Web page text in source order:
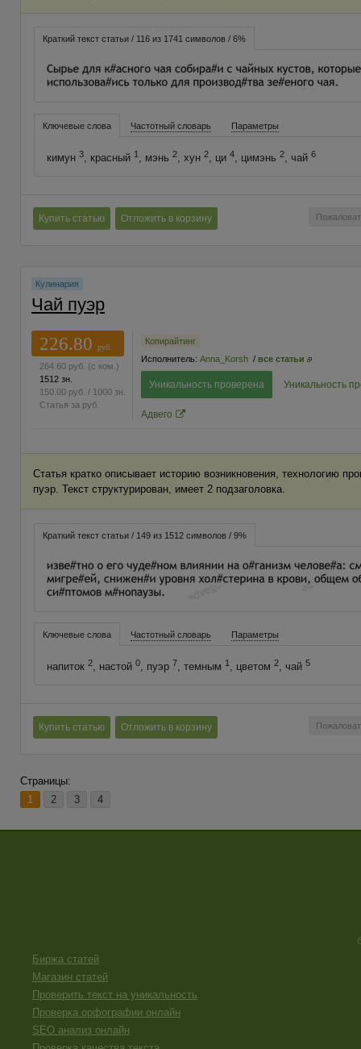
Краткий текст статьи / 116 из 1741 символов / 6%
Ключевые слова Частотный словарь Параметры
кимун 3, красный 1, мэнь 2, хун 2, ци 4, цимэнь 2, чай 6
Купить статью Отложить в корзину
Кулинария
Чай пуэр
226.80
руб.
264.60 руб. (с ком.)
1512 зн.
150.00 руб. / 1000 зн.
Статья за руб.
Копирайтинг
Исполнитель: Anna_Korsh / все статьи
Уникальность проверена Уникальность
Адвего
Статья кратко описывает историю возникновения, технологию
пуэр. Текст структурирован, имеет 2 подзаголовка.
Краткий текст статьи / 149 из 1512 символов / 9%
Ключевые слова Частотный словарь Параметры
напиток 2, настой 0, пуэр 7, темным 1, цветом 2, чай 5
Купить статью Отложить в корзину
Страницы:
1
2 3 4
Биржа статей
Магазин статей
Проверить текст на уникальность
Проверка орфографии онлайн
SEO анализ онлайн